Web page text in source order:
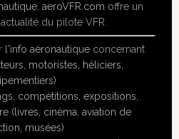
,aeroVFR.com offre un
du pilote VFR.
l'info aéronautiqueconcernant
motoristes, héliciers,
compétitions, expositions,
(livres, cinéma, aviation de
musées)